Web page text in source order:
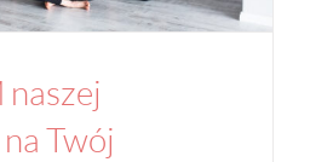
Twój